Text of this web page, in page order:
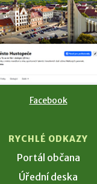
Facebook
RYCHLÉ ODKAZY
Portál občana
Úřední deska